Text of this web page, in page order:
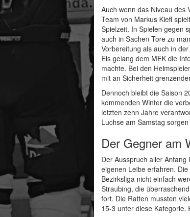
Auch wenn das Niveau des
Team von Markus Kiefl
Spielzeit. In Spielen gegen
auch in Sachen Tore zu
Vorbereitung als auch in
Eis gelang dem MEK die
machte. Bei den
mit an Sicherheit
Dennoch bleibt die Saison
kommenden Winter die
letzten zehn Jahre
Luchse am Samstag
Der Gegner am
Der Ausspruch aller
eigenen Leibe erfahren.
Bezirksliga nicht einfach
Straubing, die
fort. Die Ratten mussten
15-3 unter diese Kategorie.